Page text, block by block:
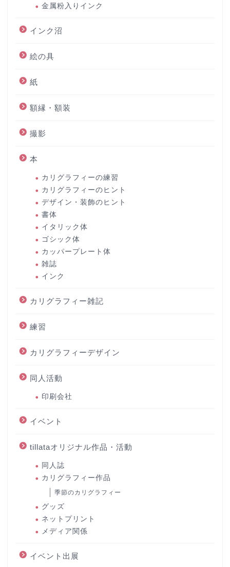
金属粉入りインク
インク沼
絵の具
紙
額縁・額装
撮影
本
カリグラフィーの練習
カリグラフィーのヒント
デザイン・装飾のヒント
書体
イタリック体
ゴシック体
カッパープレート体
雑誌
インク
カリグラフィー雑記
練習
カリグラフィーデザイン
同人活動
印刷会社
イベント
tillataオリジナル作品・活動
同人誌
カリグラフィー作品
季節のカリグラフィー
グッズ
ネットプリント
メディア関係
イベント出展